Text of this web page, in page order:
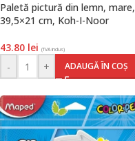
Paletă pictură din lemn, mare,
39,5×21 cm, Koh-I-Noor
43.80 lei (TVA inclus)
- + ADAUGĂ ÎN COȘ